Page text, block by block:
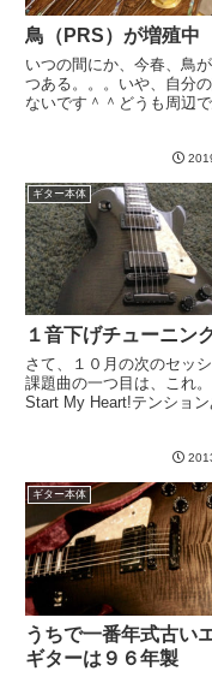
鳥（PRS）が増殖中
いつの間にか、今春、鳥
つある。。。いや、自分
ないです＾＾どうも周辺
言い続けてますが、これ以
ポールが欲しいとはあん
ないんですね。楽器屋さ
っ...
ギター本体
１音下げチューニン
さて、１０月の次のセッ
課題曲の一つ目は、これ
Start My Heart!テンション
てて気持ちいいですね、こ
ただ、この曲は１音下げ
ングです。...
ギター本体
うちで一番年式古い
ギターは９６年製